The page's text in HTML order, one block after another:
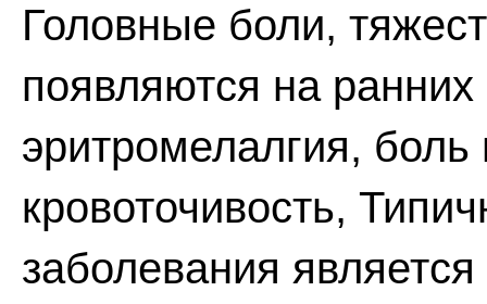
Головные боли,
появляются на
эритромелалгия,
кровоточивость,
заболевания